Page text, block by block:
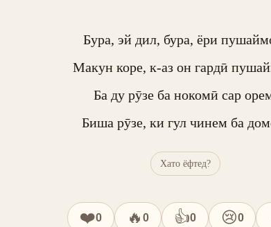
Бура, эй дил, бура, ёри
Макун коре, к-аз он гардӣ
Ба ду рӯзе ба нокомӣ сар
Биша рӯзе, ки гул чинем ба
Хато ёфтед?
❤️0 🔥 0 👍0 😢0